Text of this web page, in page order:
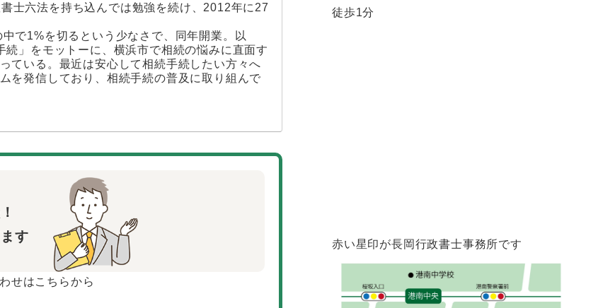
士六法を持ち込んでは勉強を続け、2012年に27
で1%を切るという少なさで、同年開業。以
」をモットーに、横浜市で相続の悩みに直面す
ている。最近は安心して相続手続したい方々へ
を発信しており、相続手続の普及に取り組んで
す
せはこちらから
徒歩1分
赤い星印が長岡行政書士事務所です